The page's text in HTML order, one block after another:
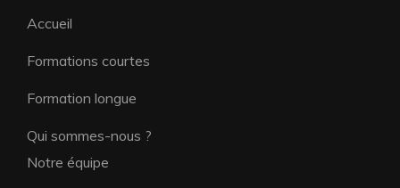
Accueil
Formations courtes
Formation longue
Qui sommes-nous ?
Notre équipe